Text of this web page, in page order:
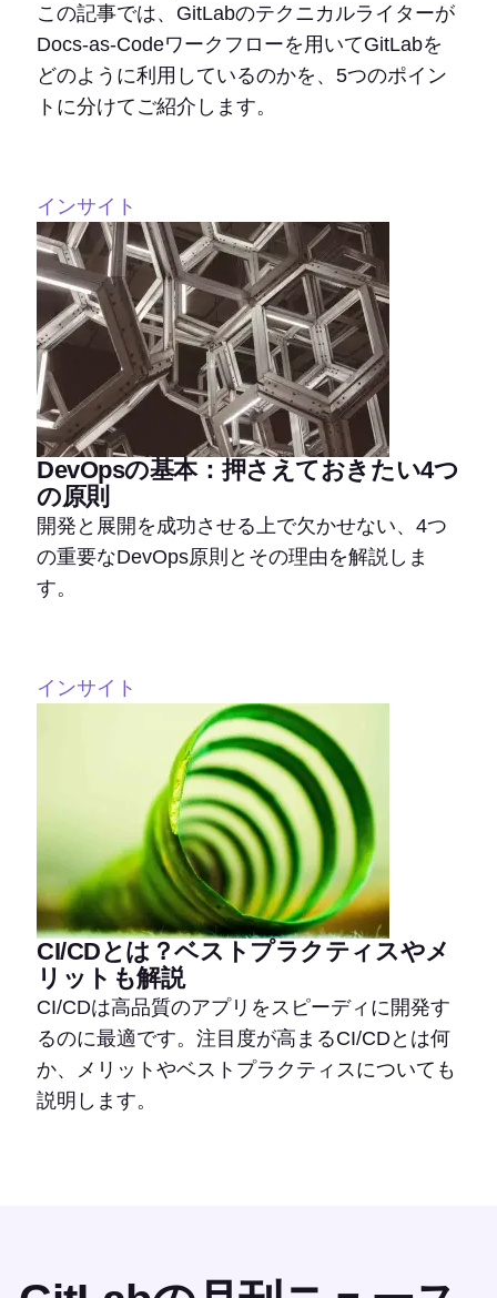
この記事では、GitLabのテクニカルライターが
Docs-as-Codeワークフローを用いてGitLabを
どのように利用しているのかを、5つのポイン
トに分けてご紹介します。
インサイト
DevOpsの基本：押さえておきたい4つ
の原則
開発と展開を成功させる上で欠かせない、4つ
の重要なDevOps原則とその理由を解説しま
す。
インサイト
CI/CDとは？ベストプラクティスやメ
リットも解説
CI/CDは高品質のアプリをスピーディに開発す
るのに最適です。注目度が高まるCI/CDとは何
か、メリットやベストプラクティスについても
説明します。